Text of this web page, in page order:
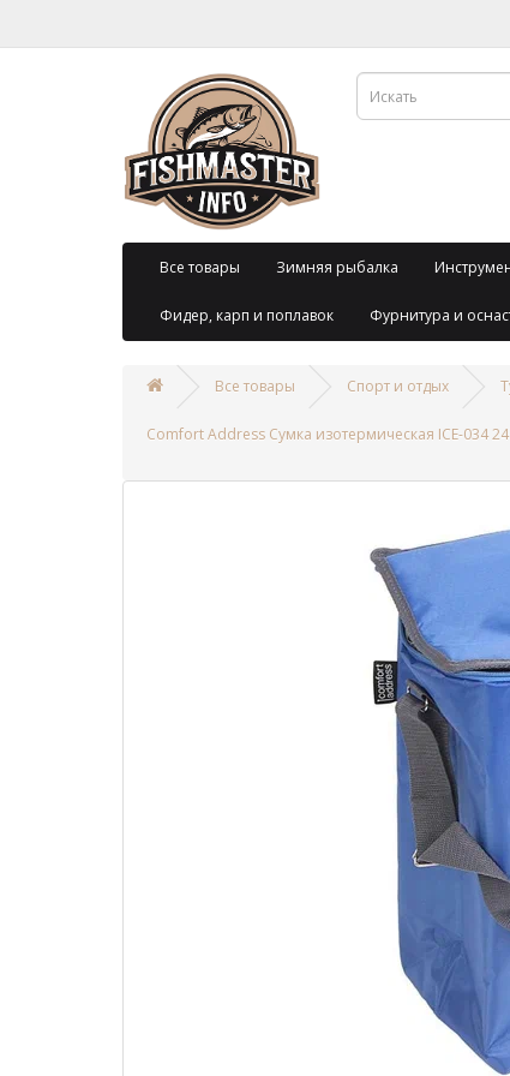
Все товары Зимняя рыбалка
Фидер, карп и поплавок Фурнитура и
Все товары Спорт и отдых
Comfort Address Сумка изотермическая ICE-034